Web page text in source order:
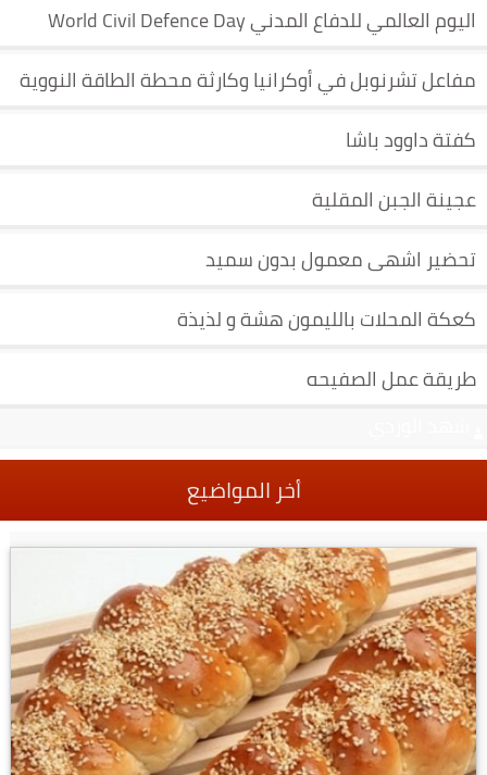
اليوم العالمي للدفاع المدني World Civil Defence Day
مفاعل تشرنوبل في أوكرانيا وكارثة محطة الطاقة النووية
كفتة داوود باشا
عجينة الجبن المقلية
تحضير اشهى معمول بدون سميد
كعكة المحلات بالليمون هشة و لذيذة
طريقة عمل الصفيحه
أخر المواضيع